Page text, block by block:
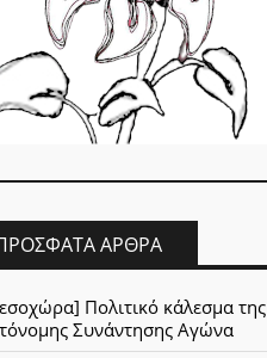
ΆΡΘΡΑ
Πολιτικό κάλεσμα της
Συνάντησης Αγώνα